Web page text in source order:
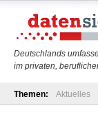
Deutschlands
im privaten,
Themen: Aktuelles